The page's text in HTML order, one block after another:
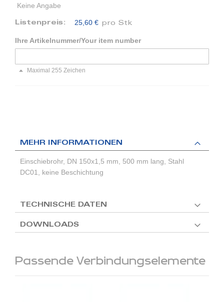
Keine Angabe
Listenpreis: 25,60 € pro Stk
Ihre Artikelnummer/Your item number
Maximal 255 Zeichen
MEHR INFORMATIONEN
Einschiebrohr, DN 150x1,5 mm, 500 mm lang, Stahl
DC01, keine Beschichtung
TECHNISCHE DATEN
DOWNLOADS
Passende Verbindungselemente